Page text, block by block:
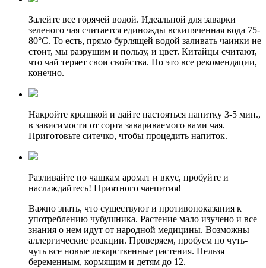
Залейте все горячей водой. Идеальной для заварки
зеленого чая считается единожды вскипяченная вода 75-
80°C. То есть, прямо бурлящей водой заливать чаинки не
стоит, мы разрушим и пользу, и цвет. Китайцы считают,
что чай теряет свои свойства. Но это все рекомендации,
конечно.
Накройте крышкой и дайте настояться напитку 3-5 мин.,
в зависимости от сорта завариваемого вами чая.
Приготовьте ситечко, чтобы процедить напиток.
Разливайте по чашкам аромат и вкус, пробуйте и
наслаждайтесь! Приятного чаепития!
Важно знать, что существуют и противопоказания к
употреблению чубушника. Растение мало изучено и все
знания о нем идут от народной медицины. Возможны
аллергические реакции. Проверяем, пробуем по чуть-
чуть все новые лекарственные растения. Нельзя
беременным, кормящим и детям до 12.